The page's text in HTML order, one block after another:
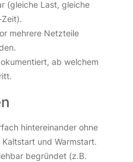
(gleiche Last, gleiche
mehrere Netzteile
ab welchem
hintereinander ohne
und Warmstart.
begründet (z.B.